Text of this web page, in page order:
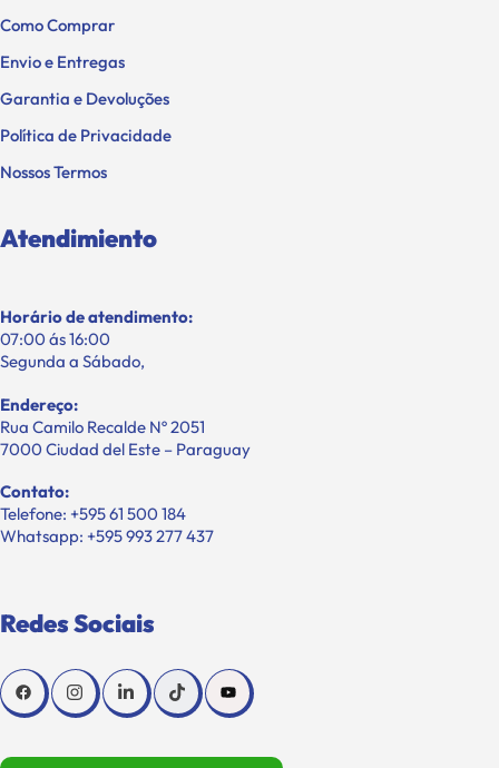
Como Comprar
Envio e Entregas
Garantia e Devoluções
Política de Privacidade
Nossos Termos
Atendimiento
Horário de atendimento:
07:00 ás 16:00
Segunda a Sábado,
Endereço:
Rua Camilo Recalde Nº 2051
7000 Ciudad del Este – Paraguay
Contato:
Telefone: +595 61 500 184
Whatsapp: +595 993 277 437
Redes Sociais